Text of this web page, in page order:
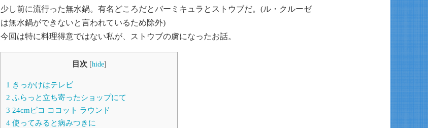
少し前に流行った無水鍋。有名どころだとバーミキュラとストウブだ。(ル・クルーゼ
は無水鍋ができないと言われているため除外)
今回は特に料理得意ではない私が、ストウブの虜になったお話。
目次 [hide]
1 きっかけはテレビ
2 ふらっと立ち寄ったショップにて
3 24cmピコ ココット ラウンド
4 使ってみると病みつきに